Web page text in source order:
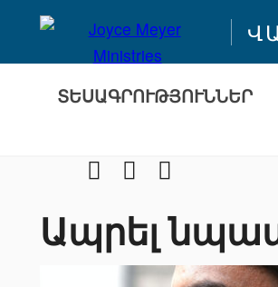
ՏԵՍԱԳՐՈՒԹՅՈՒՆՆԵՐ
FacebookYoutube
Ապրել